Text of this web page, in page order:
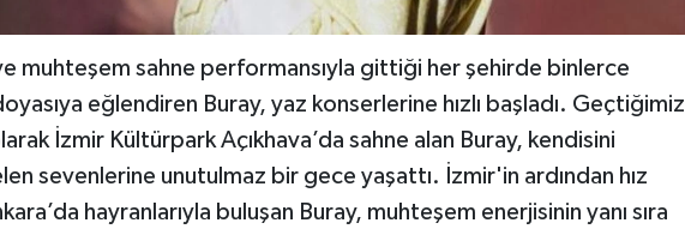
muhteşem sahne performansıyla gittiği her şehirde binlerce
eğlendiren Buray, yaz konserlerine hızlı başladı. Geçtiğimiz
İzmir Kültürpark Açıkhava’da sahne alan Buray, kendisini
sevenlerine unutulmaz bir gece yaşattı. İzmir'in ardından hız
hayranlarıyla buluşan Buray, muhteşem enerjisinin yanı sıra